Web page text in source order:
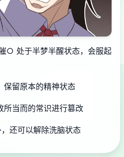
○ 处于半梦半醒状态，会服起
保留原本的精神状态
所当而的常识进行篡改
还可以解除洗脑状态